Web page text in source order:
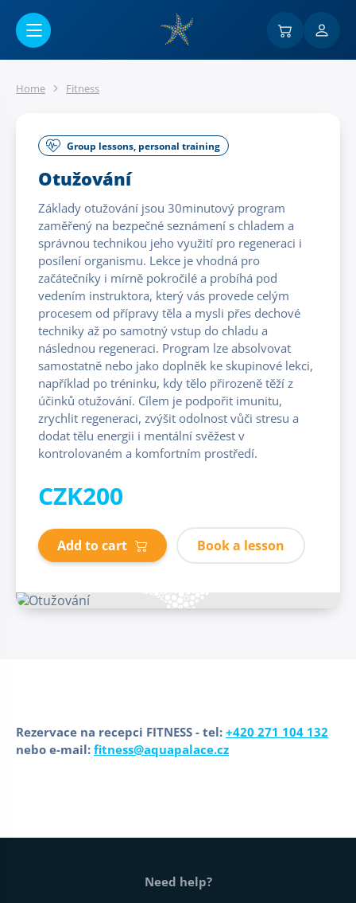
Home Fitness
Group lessons, personal training
Otužování
Základy otužování jsou 30minutový program
zaměřený na bezpečné seznámení s chladem a
správnou technikou jeho využití pro regeneraci i
posílení organismu. Lekce je vhodná pro
začátečníky i mírně pokročilé a probíhá pod
vedením instruktora, který vás provede celým
procesem od přípravy těla a mysli přes dechové
techniky až po samotný vstup do chladu a
následnou regeneraci. Program lze absolvovat
samostatně nebo jako doplněk ke skupinové lekci,
například po tréninku, kdy tělo přirozeně těží z
účinků otužování. Cílem je podpořit imunitu,
zrychlit regeneraci, zvýšit odolnost vůči stresu a
dodat tělu energii i mentální svěžest v
kontrolovaném a komfortním prostředí.
CZK200
Add to cart Book a lesson
Rezervace na recepci FITNESS - tel: +420 271 104 132
nebo e-mail: fitness@aquapalace.cz
Web footer
Need help?